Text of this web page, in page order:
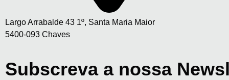
Largo Arrabalde 43 1º, Santa Maria Maior
5400-093 Chaves
Subscreva a nossa